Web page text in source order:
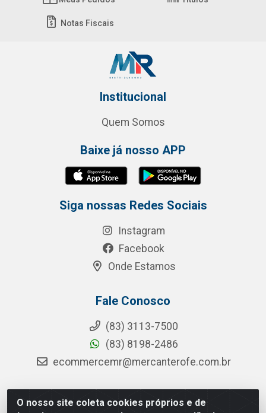
O nosso site coleta cookies próprios e de
Notas Fiscais
Institucional
Quem Somos
Baixe já nosso APP
Siga nossas Redes Sociais
Instagram
Facebook
Onde Estamos
Fale Conosco
(83) 3113-7500
(83) 8198-2486
ecommercemr@mercanterofe.com.br
MR Distribuidora - Rua Hortêncio Ribeiro de Luna, 3777 -